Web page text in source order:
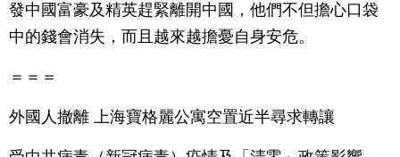
發中國富豪及精英趕緊離開中國，他們不但擔心口袋
中的錢會消失，而且越來越擔憂自身安危。
＝＝＝
外國人撤離 上海寶格麗公寓空置近半尋求轉讓